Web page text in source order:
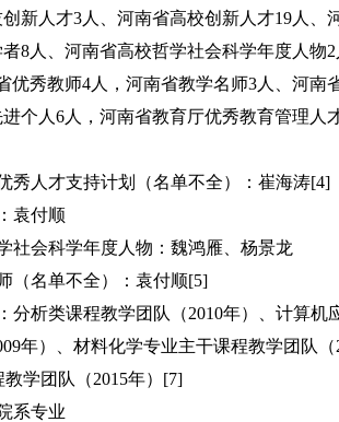
新人才3人、河南省高校创新人才19人、
8人、河南省高校哲学社会科学年度人物
优秀教师4人，河南省教学名师3人、河南
个人6人，河南省教育厅优秀教育管理人
秀人才支持计划（名单不全）：崔海涛[4]
袁付顺
社会科学年度人物：魏鸿雁、杨景龙
（名单不全）：袁付顺[5]
分析类课程教学团队（2010年）、计算机
年）、材料化学专业主干课程教学团队（
学团队（2015年）[7]
系专业